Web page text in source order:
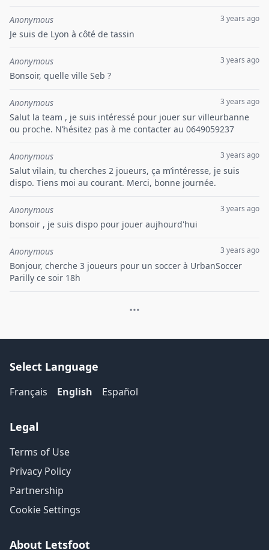
Anonymous 3 years ago
Je suis de Lyon à côté de tassin
Anonymous 3 years ago
Bonsoir, quelle ville Seb ?
Anonymous 3 years ago
Salut la team , je suis intéressé pour jouer sur villeurbanne
ou proche. N’hésitez pas à me contacter au 0649059237
Anonymous 3 years ago
Salut vilain, tu cherches 2 joueurs, ça m’intéresse, je suis
dispo. Tiens moi au courant. Merci, bonne journée.
Anonymous 3 years ago
bonsoir , je suis dispo pour jouer aujhourd'hui
Anonymous 3 years ago
Bonjour, cherche 3 joueurs pour un soccer à UrbanSoccer
Parilly ce soir 18h
Select Language
Français English Español
Legal
Terms of Use
Privacy Policy
Partnership
Cookie Settings
About Letsfoot